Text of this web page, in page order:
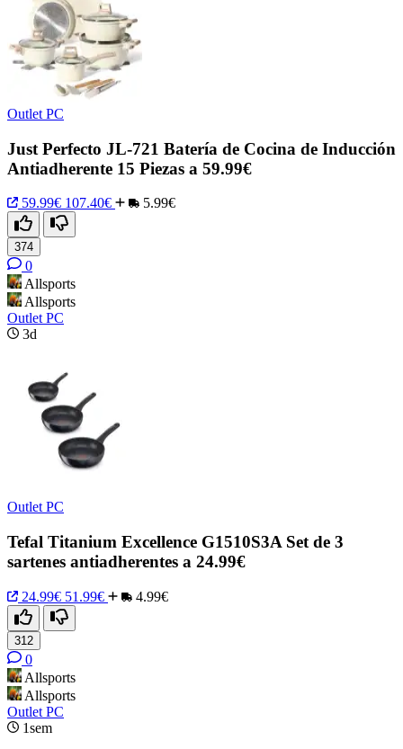
Outlet PC
Just Perfecto JL-721 Batería de Cocina de Inducción
Antiadherente 15 Piezas a 59.99€
59.99€ 107.40€ 5.99€
374
0
Allsports
Allsports
Outlet PC
3d
Outlet PC
Tefal Titanium Excellence G1510S3A Set de 3
sartenes antiadherentes a 24.99€
24.99€ 51.99€ 4.99€
312
0
Allsports
Allsports
Outlet PC
1sem